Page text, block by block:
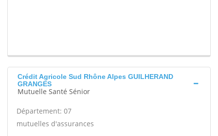
Crédit Agricole Sud Rhône Alpes GUILHERAND
GRANGES
Mutuelle Santé Sénior
Département: 07
mutuelles d'assurances